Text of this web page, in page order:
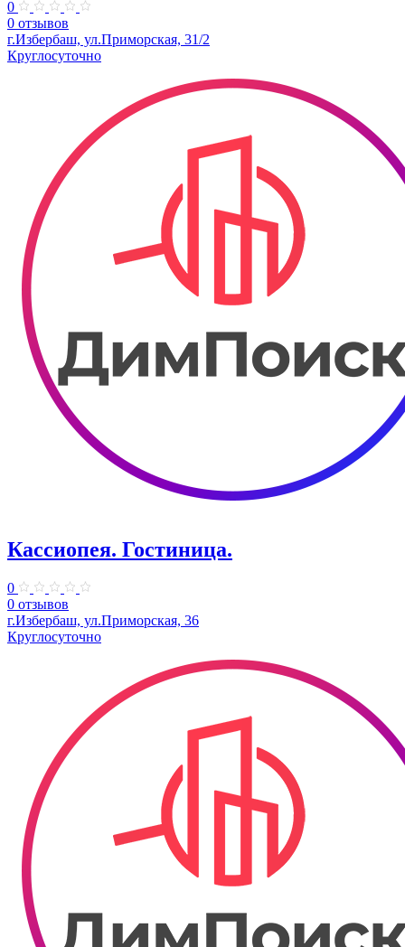
0
0 отзывов
г.Избербаш, ул.Приморская, 31/2
Круглосуточно
Кассиопея. Гостиница.
0
0 отзывов
г.Избербаш, ул.Приморская, 36
Круглосуточно